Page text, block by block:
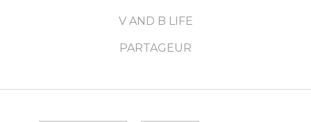
V AND B LIFE
PARTAGEUR